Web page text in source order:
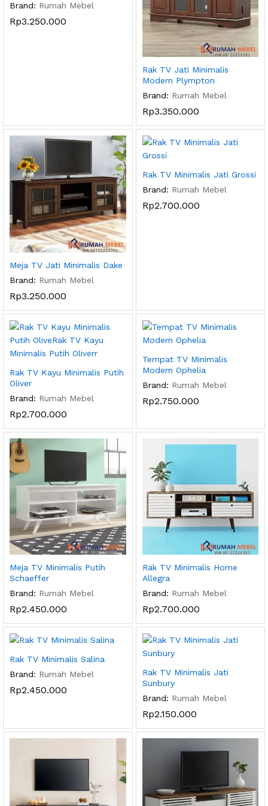
Brand: Rumah Mebel
Rp3.250.000
Rak TV Jati Minimalis
Modern Plympton
Brand: Rumah Mebel
Rp3.350.000
Meja TV Jati Minimalis Dake
Brand: Rumah Mebel
Rp3.250.000
Rak TV Minimalis Jati Grossi
Brand: Rumah Mebel
Rp2.700.000
Rak TV Kayu Minimalis Putih
Oliver
Brand: Rumah Mebel
Rp2.700.000
Tempat TV Minimalis
Modern Ophelia
Brand: Rumah Mebel
Rp2.750.000
Meja TV Minimalis Putih
Schaeffer
Brand: Rumah Mebel
Rp2.450.000
Rak TV Minimalis Home
Allegra
Brand: Rumah Mebel
Rp2.700.000
Rak TV Minimalis Salina
Brand: Rumah Mebel
Rp2.450.000
Rak TV Minimalis Jati
Sunbury
Brand: Rumah Mebel
Rp2.150.000